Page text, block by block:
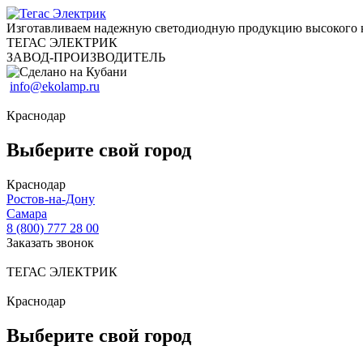
Изготавливаем надежную светодиодную продукцию высокого
ТЕГАС ЭЛЕКТРИК
ЗАВОД-ПРОИЗВОДИТЕЛЬ
info@ekolamp.ru
Краснодар
Выберите свой город
Краснодар
Ростов-на-Дону
Самара
8 (800) 777 28 00
Заказать звонок
ТЕГАС ЭЛЕКТРИК
Краснодар
Выберите свой город